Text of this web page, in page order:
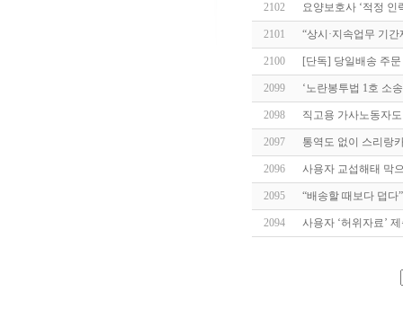
2102 요양보호사 ‘적정
2101 “상시·지속업무 기
2100 [단독] 당일배송 주
2099 ‘노란봉투법 1호 소
2098 직고용 가사노동자
2097 통역도 없이 스리랑
2096 사용자 교섭해태 막
2095 “배송할 때보다 덥
2094 사용자 ‘허위자료’